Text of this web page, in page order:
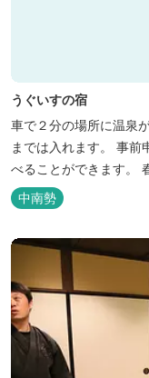
うぐいすの宿
車で２分の場所に温泉
までは入れます。 事前
べることができます。
その野菜で夕食もできま
中南勢